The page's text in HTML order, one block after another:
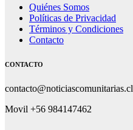
Quiénes Somos
Políticas de Privacidad
Términos y Condiciones
Contacto
CONTACTO
contacto@noticiascomunitarias.cl
Movil +56 984147462